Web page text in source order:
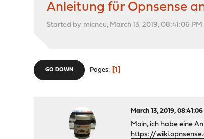
Anleitung für Opnsense
Started by micneu, March 13, 2019, 08:41:06 PM
GO DOWN Pages 1
March 13, 2019, 08:41:06
Moin, ich habe eine
https://